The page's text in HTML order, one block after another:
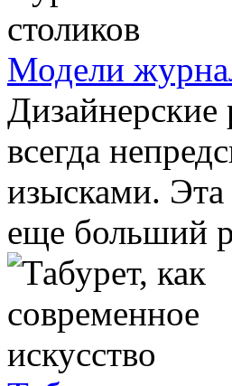
Модели
всегда
изысками. Эта
еще больший